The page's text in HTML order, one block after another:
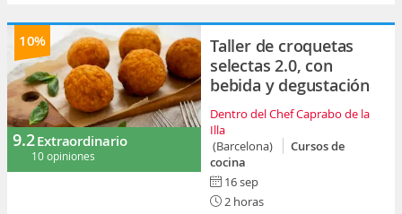
10%
9.2Extraordinario
10 opiniones
Taller de croquetas
selectas 2.0, con
bebida y degustación
Dentro del Chef Caprabo de la
Illa
(Barcelona)
Cursos de
cocina
16 sep
2 horas